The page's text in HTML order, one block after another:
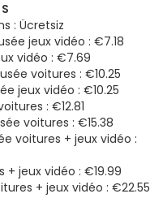
: Ücretsiz
jeux vidéo : €7.18
vidéo : €7.69
voitures : €10.25
jeux vidéo : €10.25
: €12.81
voitures : €15.38
voitures + jeux vidéo :
+ jeux vidéo : €19.99
+ jeux vidéo : €22.55